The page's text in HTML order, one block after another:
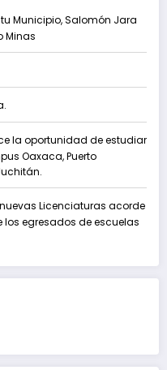
Municipio, Salomón Jara
Minas
la oportunidad de estudiar
Oaxaca, Puerto
nuevas Licenciaturas acorde
egresados de escuelas